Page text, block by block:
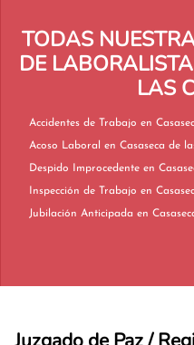
TODAS
DE
LAS
Accidentes de
Acoso Laboral en
Despido
Inspección de
Jubilación